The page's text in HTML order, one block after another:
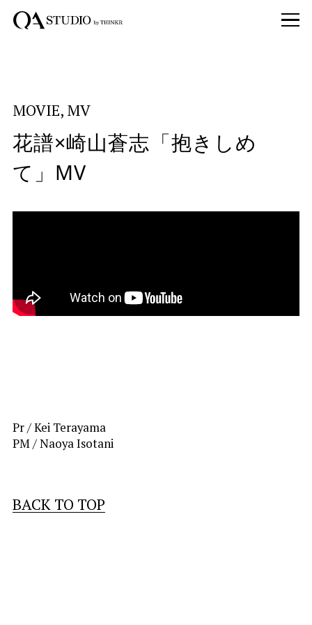
MOVIE, MV
花譜×崎山蒼志「抱きしめ
て」MV
Pr / Kei Terayama
PM / Naoya Isotani
BACK TO TOP